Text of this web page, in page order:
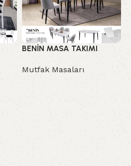
BENİN MASA TAKIMI
Mutfak Masaları